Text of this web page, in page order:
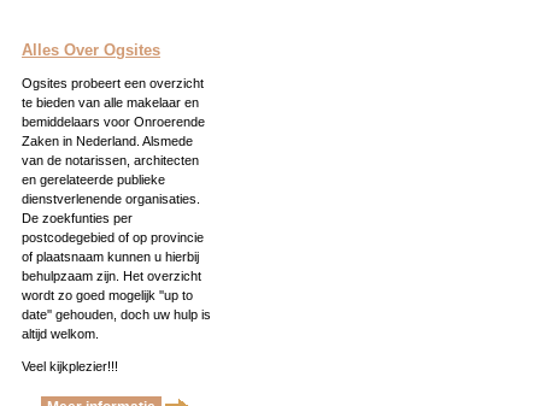
Alles Over Ogsites
Ogsites probeert een overzicht
te bieden van alle makelaar en
bemiddelaars voor Onroerende
Zaken in Nederland. Alsmede
van de notarissen, architecten
en gerelateerde publieke
dienstverlenende organisaties.
De zoekfunties per
postcodegebied of op provincie
of plaatsnaam kunnen u hierbij
behulpzaam zijn. Het overzicht
wordt zo goed mogelijk ''up to
date'' gehouden, doch uw hulp is
altijd welkom.
Veel kijkplezier!!!